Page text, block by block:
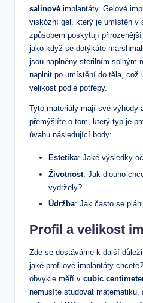
salinové implantáty. Gelové
viskózní gel, který je umístěn v
způsobem poskytují
jako když se dotýkáte
jsou naplněny sterilním solným
naplnit po umístění do těla, což
velikost podle potřeby.
Tyto materiály mají své výhody
přemýšlíte o tom, který typ je
úvahu následující body:
Estetika: Jaké výsledky
Životnost: Jak dlouho
vydržely?
Údržba: Jak často se
Profil a velikost
Zde se dostáváme k další
jaké profilové implantáty
obvykle měří v cubic
nemusíte studovat matematiku,